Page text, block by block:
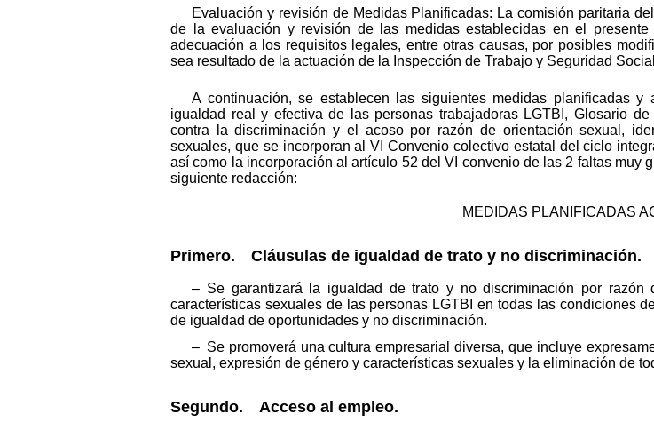
Evaluación y revisión de Medidas Planificadas: La comisión paritaria
de la evaluación y revisión de las medidas establecidas en el
adecuación a los requisitos legales, entre otras causas, por posibles
sea resultado de la actuación de la Inspección de Trabajo y Seguridad
A continuación, se establecen las siguientes medidas planificadas
igualdad real y efectiva de las personas trabajadoras LGTBI, Glosario
contra la discriminación y el acoso por razón de orientación sexual,
sexuales, que se incorporan al VI Convenio colectivo estatal del ciclo
así como la incorporación al artículo 52 del VI convenio de las 2 faltas muy
siguiente redacción:
MEDIDAS PLANIFICADAS
Primero. Cláusulas de igualdad de trato y no discriminación.
– Se garantizará la igualdad de trato y no discriminación por razón
características sexuales de las personas LGTBI en todas las condiciones
de igualdad de oportunidades y no discriminación.
– Se promoverá una cultura empresarial diversa, que incluye
sexual, expresión de género y características sexuales y la eliminación de
Segundo. Acceso al empleo.